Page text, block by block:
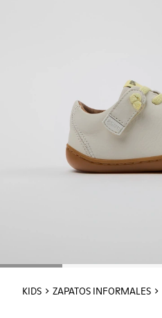
KIDS ZAPATOS INFORMALES